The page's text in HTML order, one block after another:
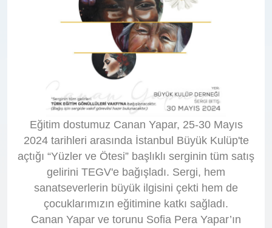
Eğitim dostumuz Canan Yapar, 25-30 Mayıs
2024 tarihleri arasında İstanbul Büyük Kulüp'te
açtığı “Yüzler ve Ötesi” başlıklı serginin tüm satış
gelirini TEGV'e bağışladı. Sergi, hem
sanatseverlerin büyük ilgisini çekti hem de
çocuklarımızın eğitimine katkı sağladı.
Canan Yapar ve torunu Sofia Pera Yapar’ın